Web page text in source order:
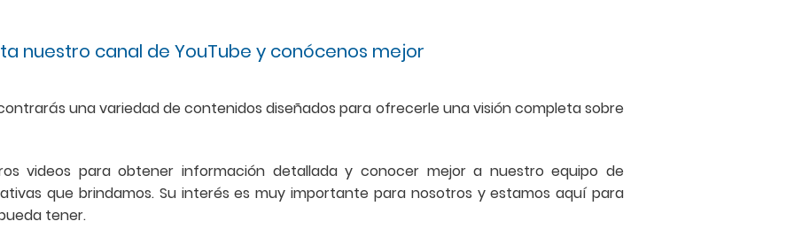
nuestro canal de YouTube y conócenos mejor
una variedad de contenidos diseñados para ofrecerle una visión completa sobre
videos para obtener información detallada y conocer mejor a nuestro equipo de
que brindamos. Su interés es muy importante para nosotros y estamos aquí para
tener.